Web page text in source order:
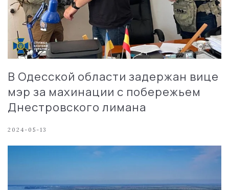
В Одесской области задержан вице
мэр за махинации с побережьем
Днестровского лимана
2024-05-13